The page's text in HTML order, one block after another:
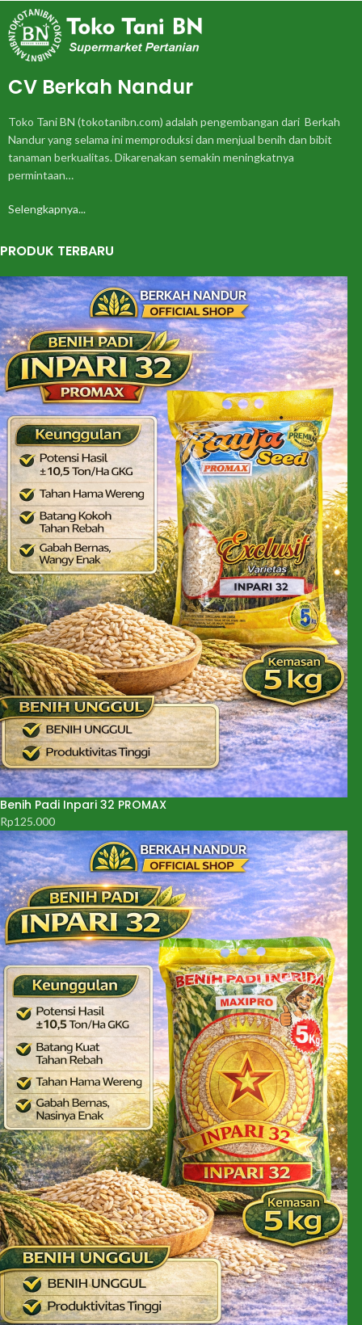
CV Berkah Nandur
Toko Tani BN (tokotanibn.com) adalah pengembangan dari Berkah
Nandur yang selama ini memproduksi dan menjual benih dan bibit
tanaman berkualitas. Dikarenakan semakin meningkatnya
permintaan…
Selengkapnya...
PRODUK TERBARU
Benih Padi Inpari 32 PROMAX
Rp125.000